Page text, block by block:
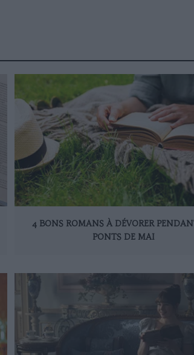
4 BONS ROMANS À DÉVORER
PONTS DE MAI